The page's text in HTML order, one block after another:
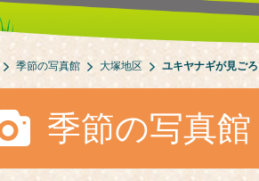
季節の写真館 大塚地区 ユキヤナギが見ごろ
季節の写真館